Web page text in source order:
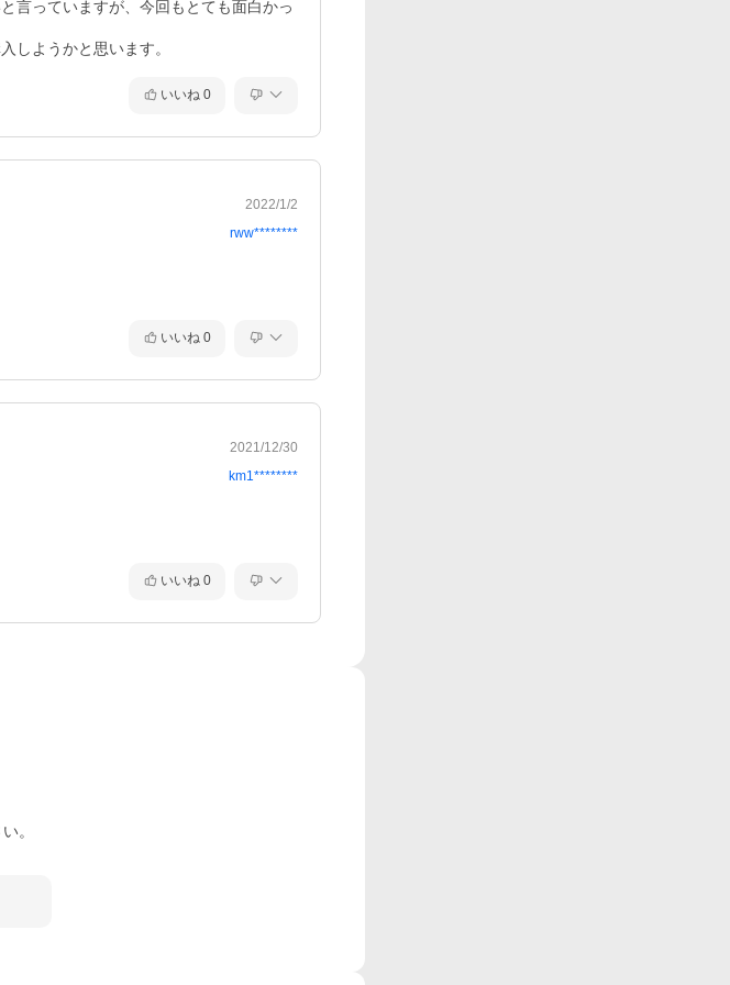
言っていますが、今回もとても面白かっ
しようかと思います。
いいね 0
2022/1/2
rww********
いいね 0
2021/12/30
km1********
いいね 0
。